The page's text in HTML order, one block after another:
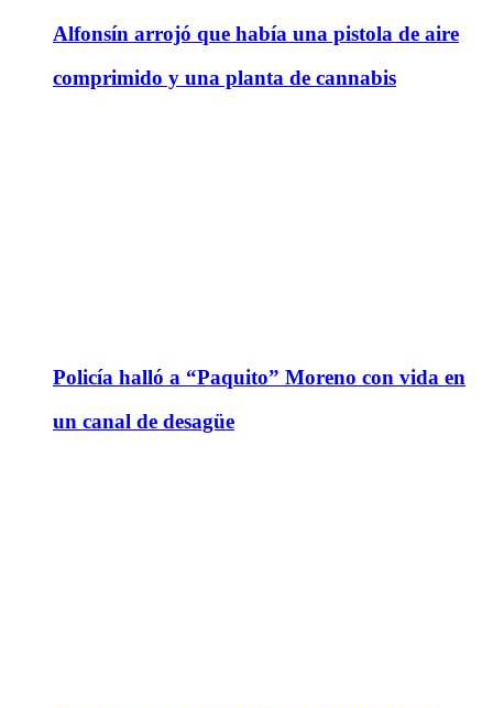
Alfonsín arrojó que había una pistola de aire
comprimido y una planta de cannabis
Policía halló a “Paquito” Moreno con vida en
un canal de desagüe